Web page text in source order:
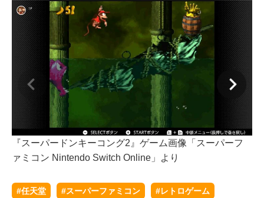
『スーパードンキーコング2』ゲーム画像「スーパーフ
ァミコン Nintendo Switch Online」より
#任天堂 #スーパーファミコン #レトロゲーム